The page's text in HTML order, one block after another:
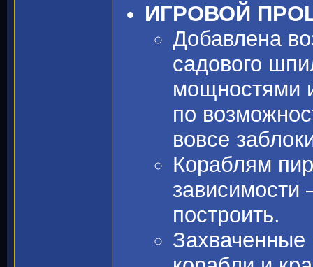
ИГРОВОЙ
Добавлена
садового
мощностями
по
вовсе
Кораблям
зависимости
построить.
Захваченные